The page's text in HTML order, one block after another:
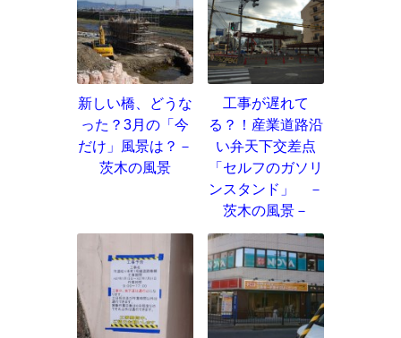
新しい橋、どうな
った？3月の「今
だけ」風景は？－
茨木の風景
工事が遅れて
る？！産業道路沿
い弁天下交差点
「セルフのガソリ
ンスタンド」 －
茨木の風景－